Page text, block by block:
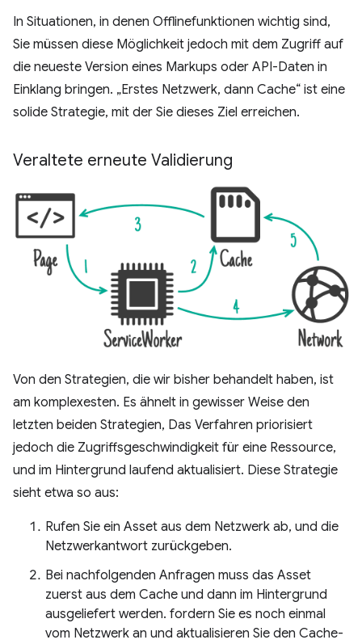
In Situationen, in denen Offlinefunktionen wichtig sind,
Sie müssen diese Möglichkeit jedoch mit dem Zugriff auf
die neueste Version eines Markups oder API-Daten in
Einklang bringen. „Erstes Netzwerk, dann Cache“ ist eine
solide Strategie, mit der Sie dieses Ziel erreichen.
Veraltete erneute Validierung
Von den Strategien, die wir bisher behandelt haben, ist
am komplexesten. Es ähnelt in gewisser Weise den
letzten beiden Strategien, Das Verfahren priorisiert
jedoch die Zugriffsgeschwindigkeit für eine Ressource,
und im Hintergrund laufend aktualisiert. Diese Strategie
sieht etwa so aus:
Rufen Sie ein Asset aus dem Netzwerk ab, und die
Netzwerkantwort zurückgeben.
Bei nachfolgenden Anfragen muss das Asset
zuerst aus dem Cache und dann im Hintergrund
ausgeliefert werden. fordern Sie es noch einmal
vom Netzwerk an und aktualisieren Sie den Cache-